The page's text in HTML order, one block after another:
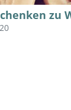
zu